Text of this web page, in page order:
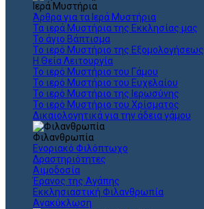
Ιερά Μυστήρια
Άρθρα για τα Ιερά Μυστήρια
Τα ιερά Μυστήρια της Εκκλησίας μας
Το άγιο Βάπτισμα
Το ιερό Μυστήριο της Εξομολογήσεως
Η Θεία Λειτουργία
Το ιερό Μυστήριο του Γάμου
Το ιερό Μυστήριο του Ευχελαίου
Το ιερό Μυστήριο της Ιερωσύνης
Το ιερό Μυστήριο του Χρίσματος
Δικαιολογητικά για την άδεια γάμου
Φιλανθρωπία
Ενοριακό Φιλόπτωχο
Δραστηριότητες
Αιμοδοσία
Έρανος της Αγάπης
Εκκλησιαστική Φιλανθρωπία
Ανακύκλωση